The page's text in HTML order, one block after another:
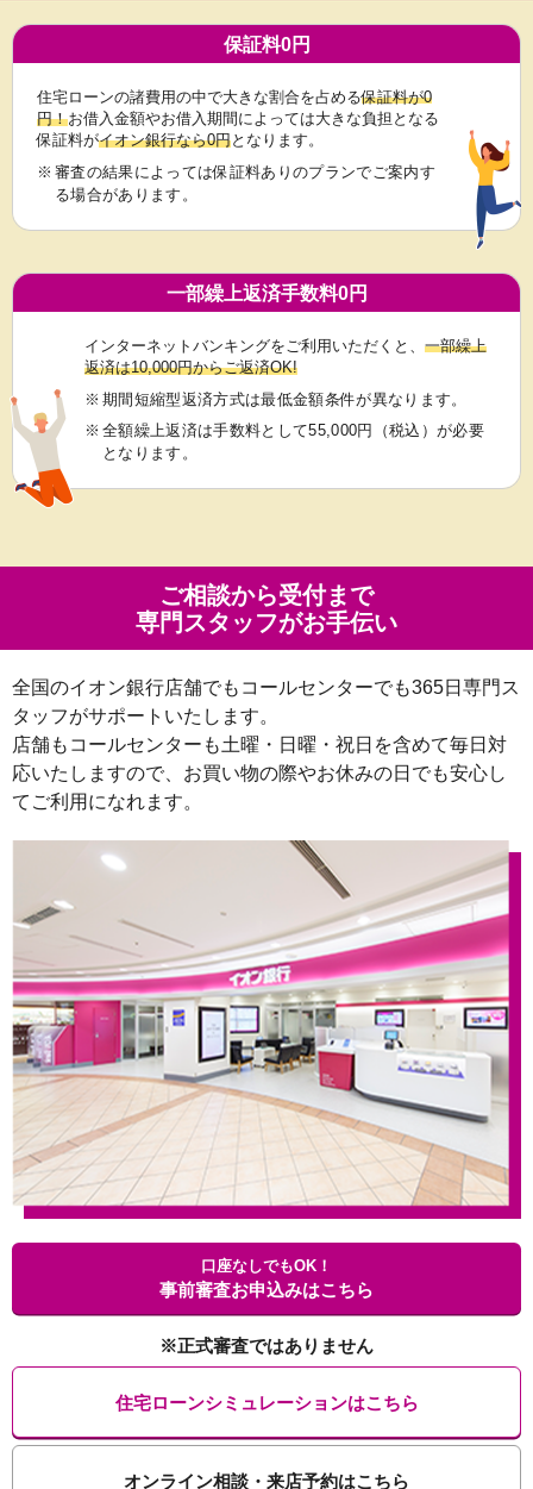
保証料0円
住宅ローンの諸費用の中で大きな割合を占める保証料が0
円！お借入金額やお借入期間によっては大きな負担となる
保証料がイオン銀行なら0円となります。
※ 審査の結果によっては保証料ありのプランでご案内す
る場合があります。
一部繰上返済手数料0円
インターネットバンキングをご利用いただくと、 一部繰上
返済は10,000円からご返済OK!
※ 期間短縮型返済方式は最低金額条件が異なります。
※ 全額繰上返済は手数料として55,000円（税込）が必要
となります。
ご相談から受付まで
専門スタッフがお手伝い
全国のイオン銀行店舗でもコールセンターでも365日専門ス
タッフがサポートいたします。
店舗もコールセンターも土曜・日曜・祝日を含めて毎日対
応いたしますので、お買い物の際やお休みの日でも安心し
てご利用になれます。
口座なしでもOK！
事前審査お申込みはこちら
※正式審査ではありません
住宅ローンシミュレーションはこちら
オンライン相談・来店予約はこちら